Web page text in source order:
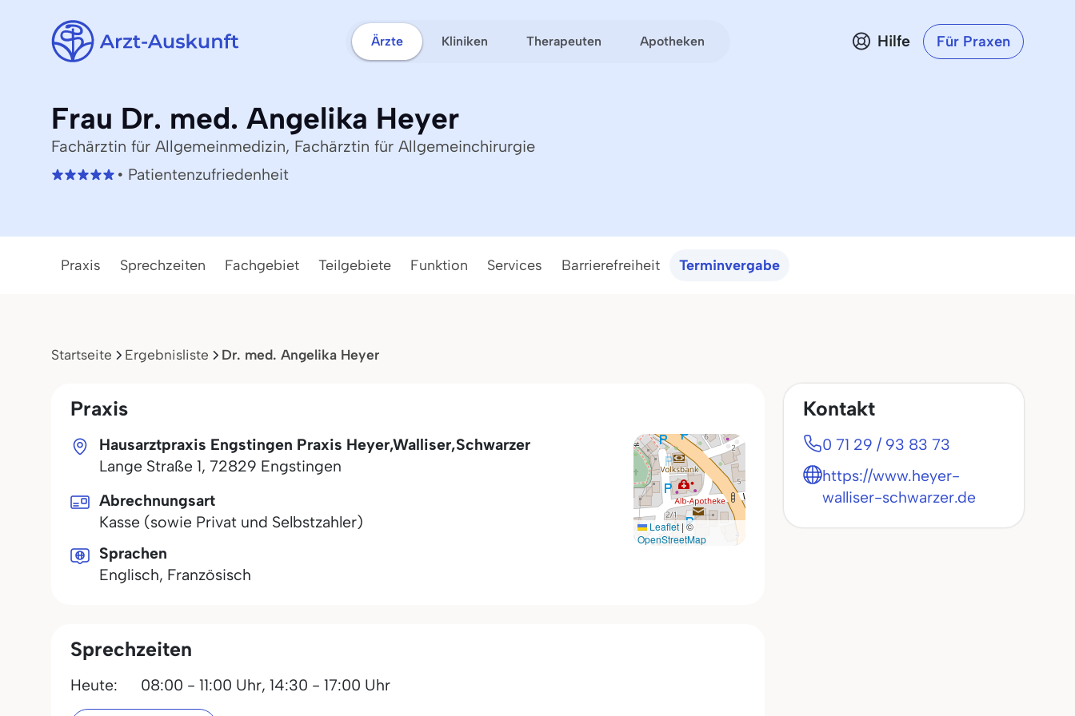
Ärzte Kliniken Therapeuten Apotheken Hilfe Für Praxen
Frau Dr. med. Angelika Heyer
Fachärztin für Allgemeinmedizin, Fachärztin für Allgemeinchirurgie
• Patientenzufriedenheit
Praxis Sprechzeiten Fachgebiet Teilgebiete Funktion Services Barrierefreiheit Terminvergabe
Startseite Ergebnisliste Dr. med. Angelika Heyer
Praxis
Hausarztpraxis Engstingen Praxis Heyer,Walliser,Schwarzer
Lange Straße 1, 72829 Engstingen
Leaflet | ©
OpenStreetMap
Abrechnungsart
Kasse (sowie Privat und Selbstzahler)
Sprachen
Englisch, Französisch
Sprechzeiten
Heute: 08:00 - 11:00 Uhr, 14:30 - 17:00 Uhr
Kontakt
0 71 29 / 93 83 73
https://www.heyer-
walliser-schwarzer.de